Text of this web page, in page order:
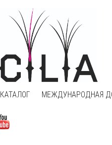
КАТАЛОГ МЕЖДУНАРОДНАЯ